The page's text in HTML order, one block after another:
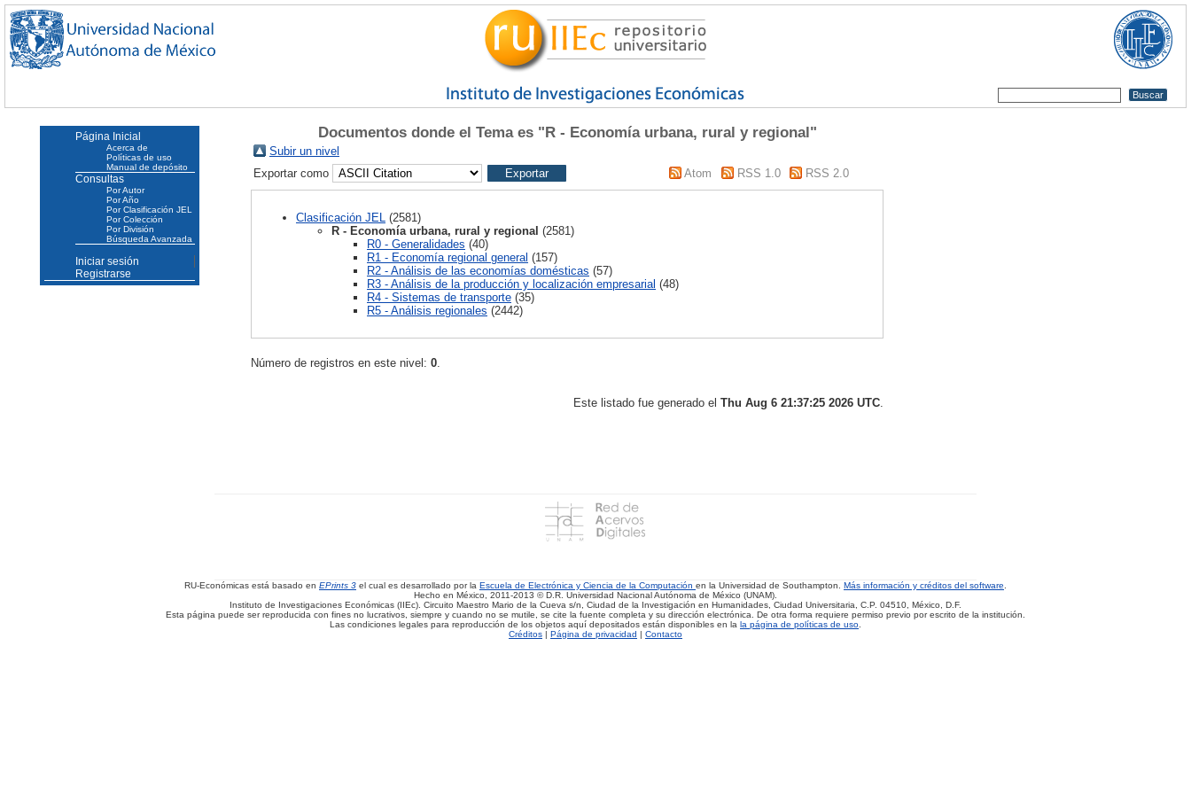
Documentos donde el Tema es "R - Economía urbana, rural y regional"
Subir un nivel
Exportar como
Atom RSS 1.0 RSS 2.0
Clasificación JEL
(2581)
R - Economía urbana, rural y regional (2581)
R0 - Generalidades (40)
R1 - Economía regional general (157)
R2 - Análisis de las economías domésticas (57)
R3 - Análisis de la producción y localización empresarial (48)
R4 - Sistemas de transporte (35)
R5 - Análisis regionales (2442)
Número de registros en este nivel: 0
Este listado fue generado el Thu Aug 6 21:37:25 2026 UTC
Página Inicial
Acerca de
Políticas de uso
Manual de depósito
Consultas
Por Autor
Por Año
Por Clasificación JEL
Por Colección
Por División
Búsqueda Avanzada
Iniciar sesión
Registrarse
RU-Económicas está basado en EPrints 3 el cual es desarrollado por la Escuela de Electrónica y Ciencia de la Computación en la Universidad de Southampton. Más información y créditos del software
Hecho en México, 2011-2013 © D.R. Universidad Nacional Autónoma de México (UNAM).
Instituto de Investigaciones Económicas (IIEc). Circuito Maestro Mario de la Cueva s/n, Ciudad de la Investigación en Humanidades, Ciudad Universitaria, C.P. 04510, México, D.F.
Esta página puede ser reproducida con fines no lucrativos, siempre y cuando no se mutile, se cite la fuente completa y su dirección electrónica. De otra forma requiere permiso previo por escrito de la institución.
Las condiciones legales para reproducción de los objetos aquí depositados están disponibles en la la página de políticas de uso
Créditos | Página de privacidad | Contacto